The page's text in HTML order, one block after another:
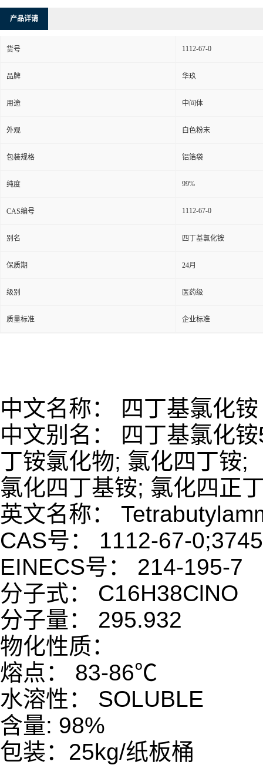
产品详请
货号 1112-67-0
品牌 华玖
用途 中间体
外观 白色粉末
包装规格 铝箔袋
纯度 99%
CAS编号 1112-67-0
别名 四丁基氯化铵
保质期 24月
级别 医药级
质量标准 企业标准
中文名称： 四丁基氯化铵
中文别名： 四丁基氯化
丁铵氯化物; 氯化四丁铵;
氯化四丁基铵; 氯化四正
英文名称：
CAS号： 1112-67-
EINECS号： 214-195-7
分子式： C16H38ClNO
分子量： 295.932
物化性质：
熔点： 83-86℃
水溶性： SOLUBLE
含量: 98%
包装：25kg/纸板桶